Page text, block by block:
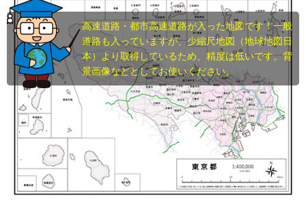
高速道路・都市高速道路が入った地図です！一般
道路も入っていますが、少縮尺地図（地球地図日
本）より取得しているため、精度は低いです。背
景画像などとしてお使いください。